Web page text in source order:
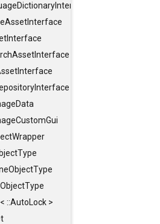
::AutoLock >